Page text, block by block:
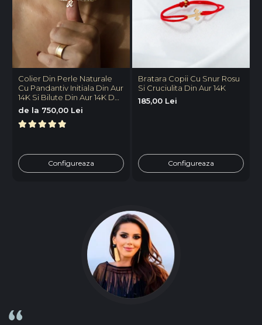
Colier Din Perle Naturale
Cu Pandantiv Initiala Din Aur
14K Si Bilute Din Aur 14K De
2.5mm
de la 750,00 Lei
Configureaza
Bratara Copii Cu Snur Rosu
Si Cruciulita Din Aur 14K
185,00 Lei
Configureaza